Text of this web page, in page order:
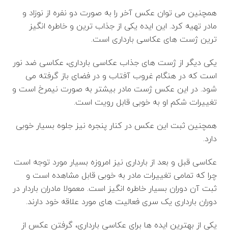
همچنین می توان عکس آخر را به صورت دو نفره از نوزاد و
مادر تهیه کرد. این ایده یکی از جذاب ترین و خاطره انگیز
ترین ژست های عکاسی بارداری است.
یکی دیگر از ژست های جذاب عکاسی بارداری، عکاسی ضد نور
است که در هنگام غروب آفتاب و در فضای باز گرفته می
شود. در این عکس ژست مادر بیشتر به صورت نیمرخ است و
تغییرات شکم او به خوبی قابل رویت است.
همچنین ثبت این عکس در کنار پنجره نیز جلوه بسیار خوبی
دارد.
عکاسی قبل و بعد از بارداری نیز امروزه بسیار مورد توجه است
چرا که تمامی تغییرات مادر به خوبی قابل مشاهده است و
ثبت آن دوران بسیار خاطره انگیز است. معمولا مادران باردار در
دوران بارداری یک سری فعالیت های مورد علاقه خود دارند.
یکی از بهترین ایده ها برای عکاسی بارداری، گرفتن عکس از